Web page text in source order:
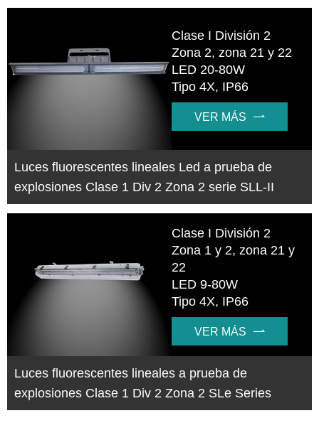
Clase I División 2
Zona 2, zona 21 y 22
LED 20-80W
Tipo 4X, IP66
VER MÁS 
Luces fluorescentes lineales Led a prueba de
explosiones Clase 1 Div 2 Zona 2 serie SLL-II
Clase I División 2
Zona 1 y 2, zona 21 y
22
LED 9-80W
Tipo 4X, IP66
VER MÁS 
Luces fluorescentes lineales a prueba de
explosiones Clase 1 Div 2 Zona 2 SLe Series